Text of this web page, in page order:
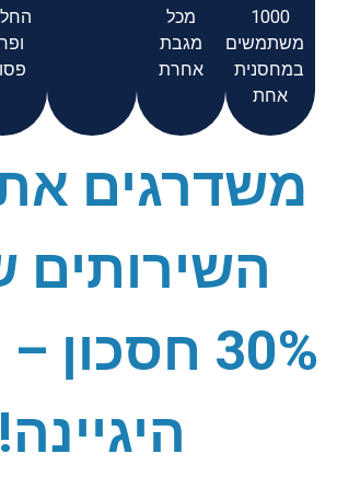
1000
משתמשים
במחסנית
אחת
מכל
מגבת
אחרת
משדרגים
השירותים
היגיינה!